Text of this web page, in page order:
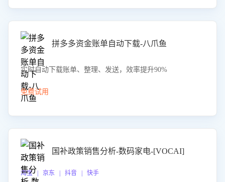
拼多多资金账单自动下载-八爪鱼
实时自动下载账单、整理、发送，效率提升90%
免费试用
国补政策销售分析-数码家电-[VOCAI]
淘宝 | 京东 | 抖音 | 快手